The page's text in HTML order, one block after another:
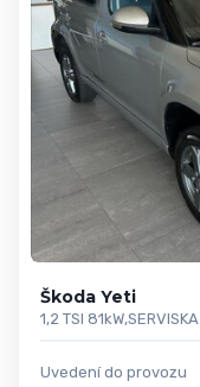
Škoda Yeti
1,2 TSI 81kW,SERVISKA
Uvedení do provozu